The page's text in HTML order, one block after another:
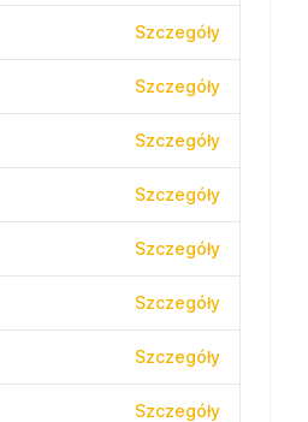
Szczegóły
Szczegóły
Szczegóły
Szczegóły
Szczegóły
Szczegóły
Szczegóły
Szczegóły